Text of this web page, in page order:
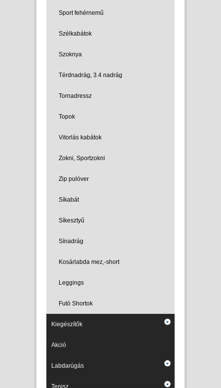
Sport fehérnemű
Szélkabátok
Szoknya
Térdnadrág, 3.4 nadrág
Tornadressz
Topok
Vitorlás kabátok
Zokni, Sportzokni
Zip pulóver
Síkabát
Síkesztyű
Sínadrág
Kosárlabda mez,-short
Leggings
Futó Shortok
Kiegészítők
Akció
Labdarúgás
Tenisz